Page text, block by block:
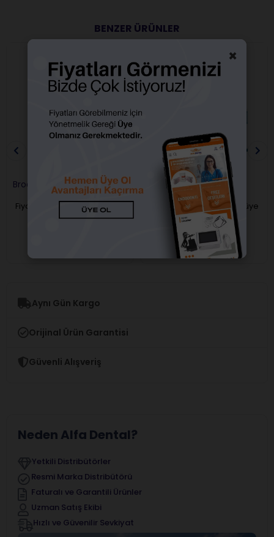
BENZER ÜRÜNLER
Broche Pudralı Eldiven
Fiyatları görebilmek için üye
girişi yapmalısınız.
Broche Pudrasız Eldiven
100 Lük
Fiyatları görebilmek için üye
girişi yapmalısınız.
Aynı Gün Kargo
Orijinal Ürün Garantisi
Güvenli Alışveriş
Neden Alfa Dental?
Yetkili Distribütörler
Resmi Marka Distribütörü
Faturalı ve Garantili Ürünler
Uzman Satış Ekibi
Hızlı ve Güvenilir Sevkiyat
×